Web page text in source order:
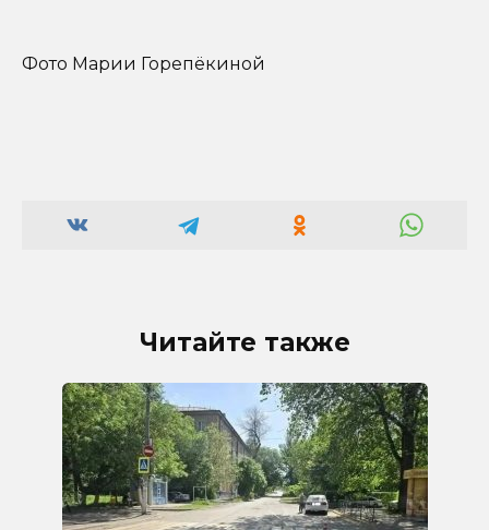
Фото Марии Горепёкиной
Читайте также